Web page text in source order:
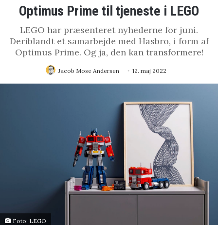
Optimus Prime til tjeneste i LEGO
LEGO har præsenteret nyhederne for juni.
Deriblandt et samarbejde med Hasbro, i form af
Optimus Prime. Og ja, den kan transformere!
Jacob Mose Andersen 12. maj 2022
Foto: LEGO